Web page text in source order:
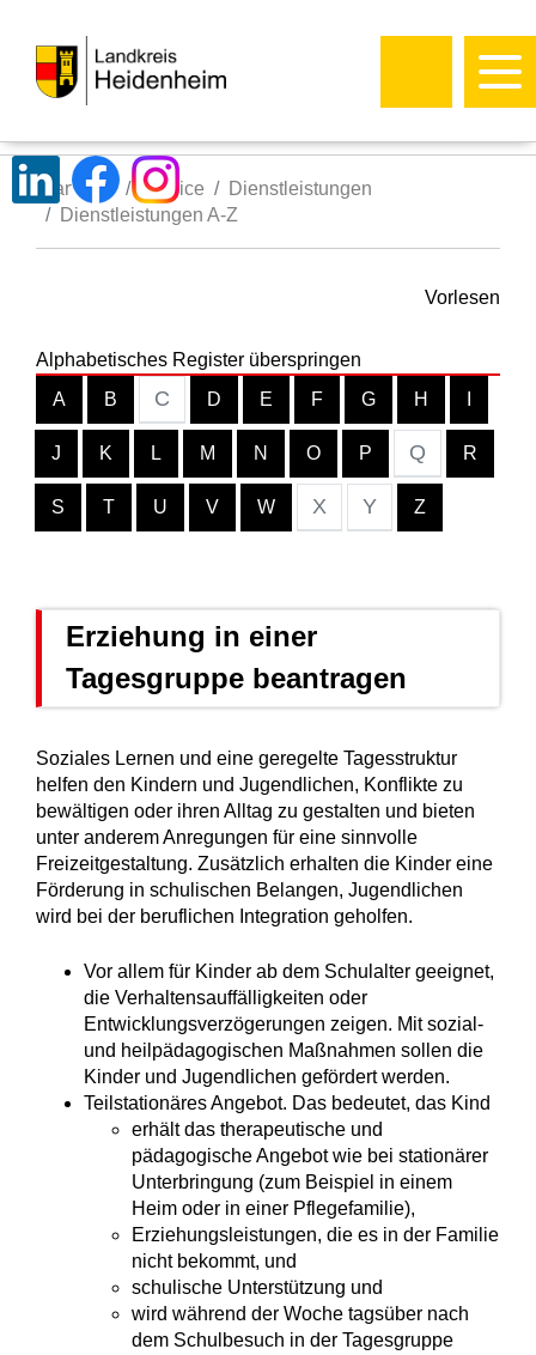
Startseite Service
Dienstleistungen
Dienstleistungen A-Z
Vorlesen
Alphabetisches Register überspringen
A
B C D E F G H
J K L M N O P Q R
S T U V W X Y Z
Erziehung in einer
Tagesgruppe beantragen
Soziales Lernen und eine geregelte Tagesstruktur
helfen den Kindern und Jugendlichen, Konflikte zu
bewältigen oder ihren Alltag zu gestalten und bieten
unter anderem Anregungen für eine sinnvolle
Freizeitgestaltung. Zusätzlich erhalten die Kinder eine
Förderung in schulischen Belangen, Jugendlichen
wird bei der beruflichen Integration geholfen.
Vor allem für Kinder ab dem Schulalter geeignet,
die Verhaltensauffälligkeiten oder
Entwicklungsverzögerungen zeigen. Mit sozial-
und heilpädagogischen Maßnahmen sollen die
Kinder und Jugendlichen gefördert werden.
Teilstationäres Angebot. Das bedeutet, das Kind
erhält das therapeutische und
pädagogische Angebot wie bei stationärer
Unterbringung (zum Beispiel in einem
Heim oder in einer Pflegefamilie),
Erziehungsleistungen, die es in der Familie
nicht bekommt, und
schulische Unterstützung und
wird während der Woche tagsüber nach
dem Schulbesuch in der Tagesgruppe